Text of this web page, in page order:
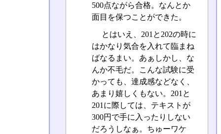
500点ながら合格。なんとか
面目を保つことができた。
とはいえ、201と202の時に
はかなり気合を入れて臨まね
ばなるまい。あぁしかし、な
んか不毛だ。こんな試験に受
かっても、達成感などなく、
あまり嬉しくもない。201と
201に際しては、テキストが
300円で手に入ったりしない
だろうしなぁ。ちゅーワケ